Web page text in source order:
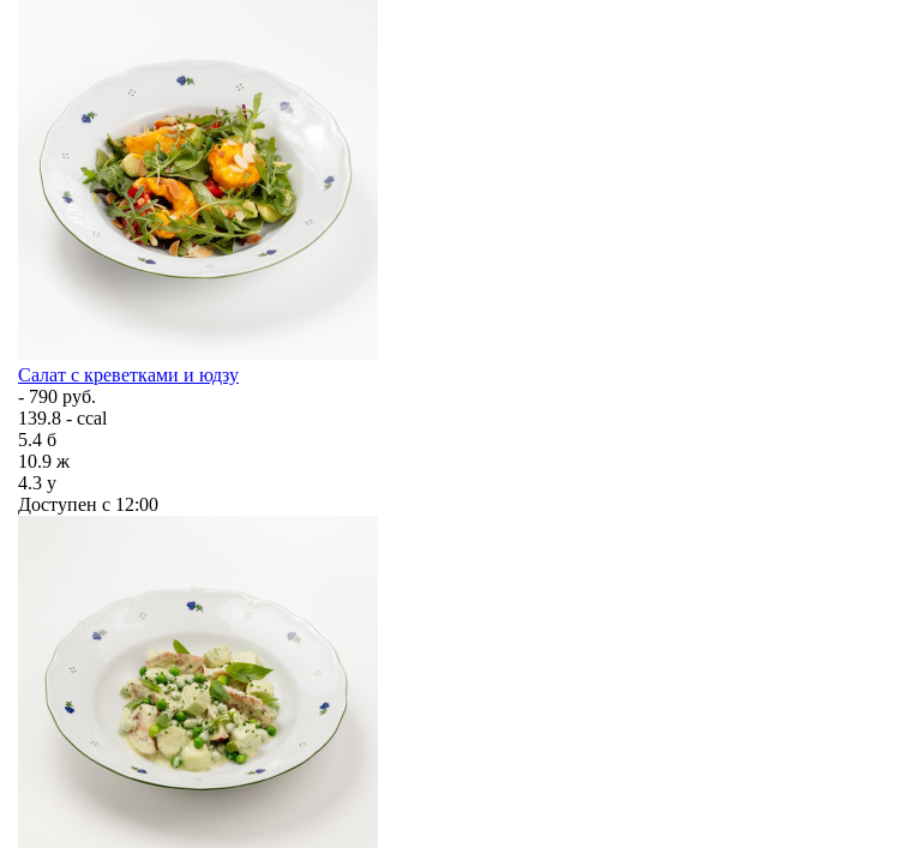
Салат с креветками и юдзу
- 790 руб.
139.8 - ccal
5.4 б
10.9 ж
4.3 у
Доступен с 12:00